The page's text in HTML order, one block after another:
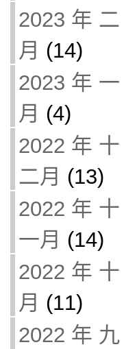
2023 年 二
月 (14)
2023 年 一
月 (4)
2022 年 十
二月 (13)
2022 年 十
一月 (14)
2022 年 十
月 (11)
2022 年 九